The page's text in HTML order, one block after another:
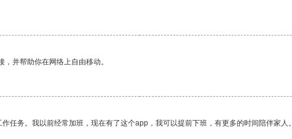
并帮助你在网络上自由移动。
任务。我以前经常加班，现在有了这个app，我可以提前下班，有更多的时间陪伴家人。